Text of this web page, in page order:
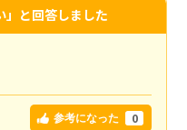
」と回答しました
参考になった 0